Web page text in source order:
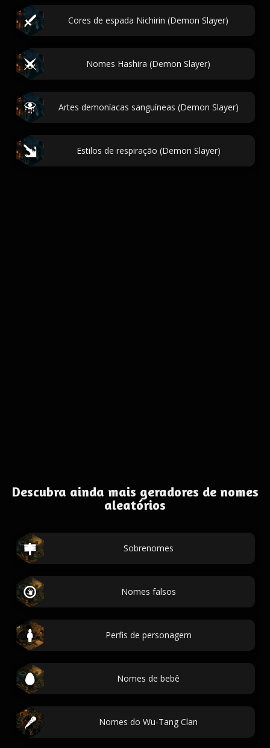
Cores de espada Nichirin (Demon Slayer)
Nomes Hashira (Demon Slayer)
Artes demoníacas sanguíneas (Demon Slayer)
Estilos de respiração (Demon Slayer)
Descubra ainda mais geradores de nomes
aleatórios
Sobrenomes
Nomes falsos
Perfis de personagem
Nomes de bebê
Nomes do Wu-Tang Clan